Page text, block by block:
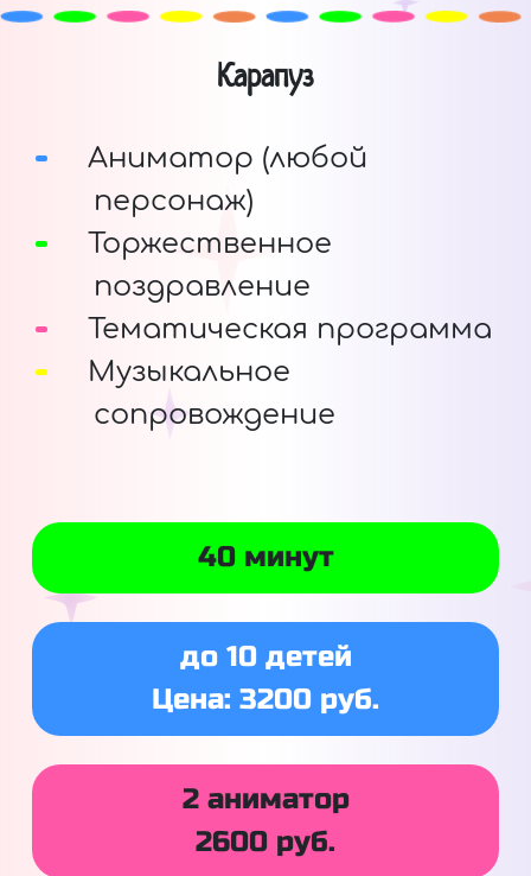
Карапуз
Аниматор (любой
персонаж)
Торжественное
поздравление
Тематическая программа
Музыкальное
сопровождение
40 минут
до 10 детей
Цена: 3200 руб.
2 аниматор
2600 руб.